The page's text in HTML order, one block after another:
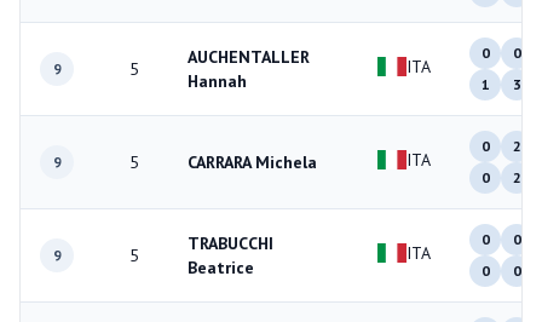
9 5
AUCHENTALLER
Hannah
ITA
0
0
1
3
9 5 CARRARA Michela ITA
0
2
0
2
9 5
TRABUCCHI
Beatrice
ITA
0
0
0
0